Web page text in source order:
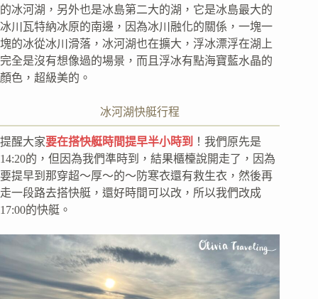
的冰河湖，另外也是冰島第二大的湖，它是冰島最大的
冰川瓦特納冰原的南邊，因為冰川融化的關係，一塊一
塊的冰從冰川滑落，冰河湖也在擴大，浮冰漂浮在湖上
完全是沒有想像過的場景，而且浮冰有點海寶藍水晶的
顏色，超級美的。
冰河湖快艇行程
提醒大家要在搭快艇時間提早半小時到 ！我們原先是
14:20的，但因為我們準時到，結果櫃檯說開走了，因為
要提早到那穿超～厚～的～防寒衣還有救生衣，然後再
走一段路去搭快艇，還好時間可以改，所以我們改成
17:00的快艇。